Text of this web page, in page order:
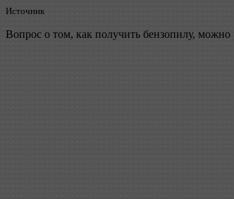
Источник
Вопрос о том, как получить бензопилу, можно